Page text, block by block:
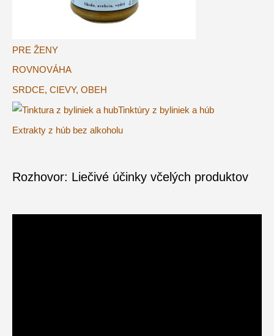
PRE ŽENY
ROVNOVÁHA
SRDCE, CIEVY, OBEH
Tinktúry z byliniek a húb
Extrakty z húb bez alkoholu
Rozhovor: Liečivé účinky včelých produktov